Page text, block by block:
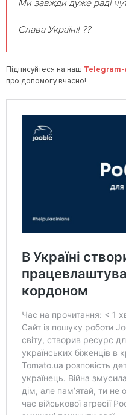
Ми завжди дуже раді
Слава Україні! ??
Підписуйтеся на наш Telegram-
про допомогу вчасно!